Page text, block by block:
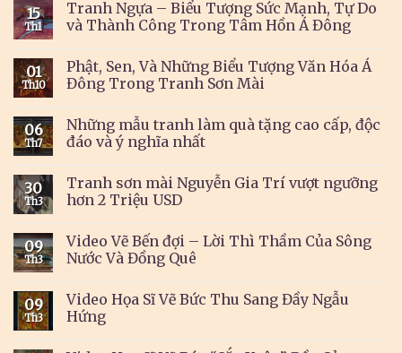
15
Th1
Tranh Ngựa – Biểu Tượng Sức Mạnh, Tự Do
và Thành Công Trong Tâm Hồn Á Đông
01
Th10
Phật, Sen, Và Những Biểu Tượng Văn Hóa Á
Đông Trong Tranh Sơn Mài
06
Th7
Những mẫu tranh làm quà tặng cao cấp, độc
đáo và ý nghĩa nhất
30
Th3
Tranh sơn mài Nguyễn Gia Trí vượt ngưỡng
hơn 2 Triệu USD
09
Th3
Video Vẽ Bến đợi – Lời Thì Thầm Của Sông
Nước Và Đồng Quê
09
Th3
Video Họa Sĩ Vẽ Bức Thu Sang Đầy Ngẫu
Hứng